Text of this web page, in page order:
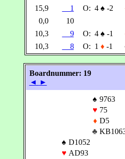
15,9
1 O: 4 ♠ -2
0,0
10
10,3
9 O: 4 ♠ -1
10,3
8 O: 1 ♦-1
Boardnummer: 19
◄ ►
♠ 9763
♥ 75
♦ D5
♣
♠ D1052
♥ AD93